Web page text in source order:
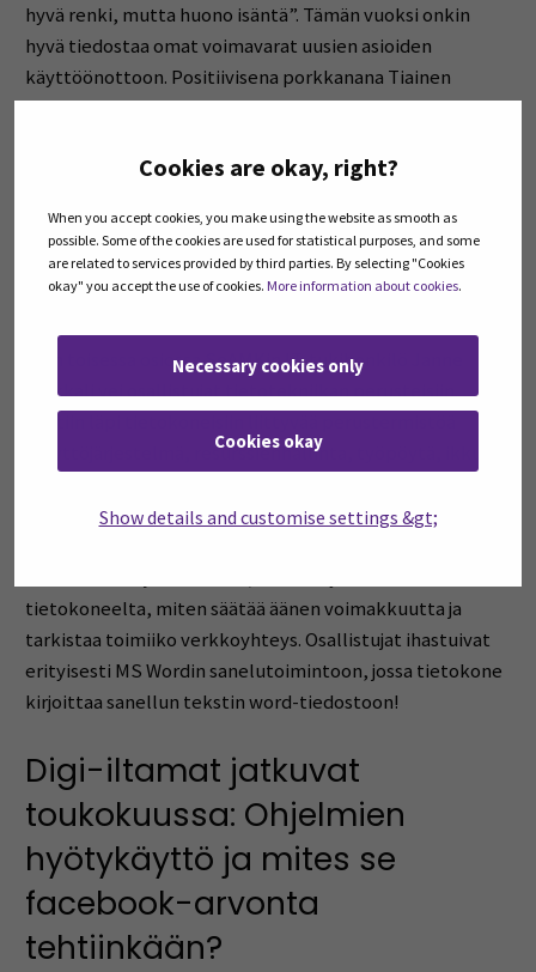
Cookies are okay, right?
When you accept cookies, you make using the website as smooth as
possible. Some of the cookies are used for statistical purposes, and some
are related to services provided by third parties. By selecting "Cookies
okay" you accept the use of cookies. More information about cookies.
Necessary cookies only
Cookies okay
Show details and customise settings &gt;
hyvä renki, mutta huono isäntä”. Tämän vuoksi onkin
hyvä tiedostaa omat voimavarat uusien asioiden
käyttöönottoon. Positiivisena porkkanana Tiainen
kuitenkin muistutteli, että meitä kaikkia odottaa
vielä työelämässä ollessa ottaa digitaalisuus osaksi
Matalan kynnyksen digi-
Illan toisessa osiossa SeAMKin IT-tukihenkilö Janne
Parkkali vei osallistujat tietotekniikan perusteisiin.
Käytiin läpi tietokoneisiin liittyvää perustermistöä
(käyttöjärjestelmä, resurssienhallinta, työpöytä, ikkuna,
kynnyksen vinkkejä jokapäiväiseen tietokoneen
tietokoneelta, miten säätää äänen voimakkuutta ja
tarkistaa toimiiko verkkoyhteys. Osallistujat ihastuivat
erityisesti MS Wordin sanelutoimintoon, jossa tietokone
kirjoittaa sanellun tekstin word-tiedostoon!
Digi-iltamat jatkuvat
toukokuussa: Ohjelmien
hyötykäyttö ja mites se
facebook-arvonta
tehtiinkään?